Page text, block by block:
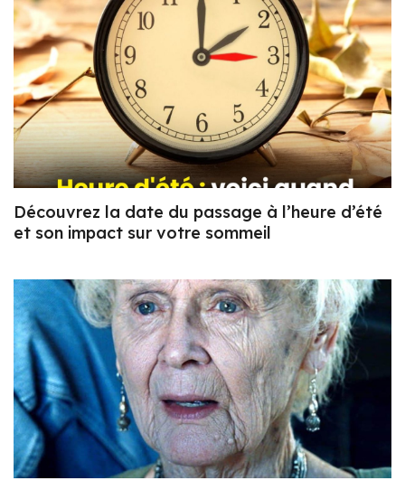
Découvrez la date du passage à l’heure d’été
et son impact sur votre sommeil